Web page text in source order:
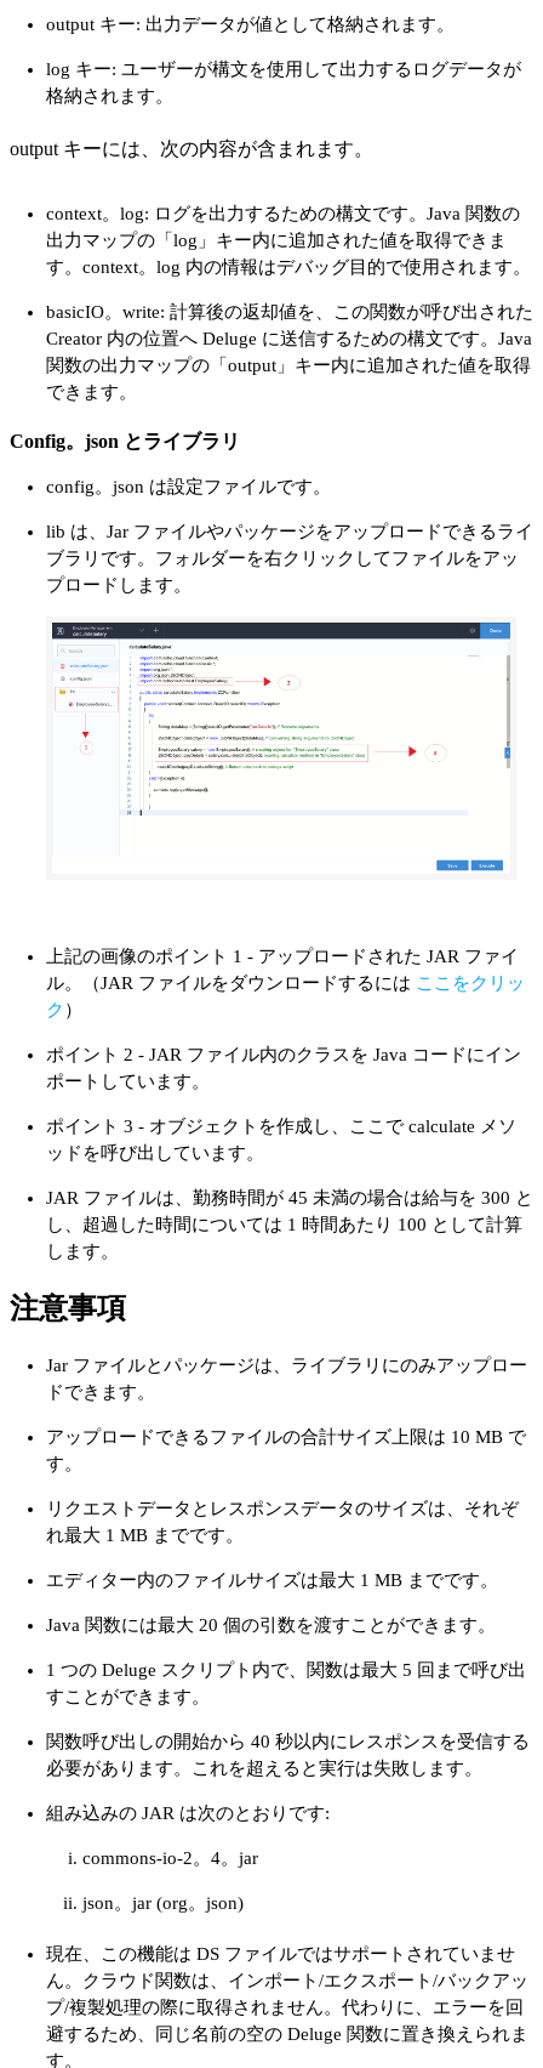
output キー: 出力データが値として格納されます。
log キー: ユーザーが構文を使用して出力するログデータが
格納されます。
output キーには、次の内容が含まれます。
context。log: ログを出力するための構文です。Java 関数の
出力マップの「log」キー内に追加された値を取得できま
す。context。log 内の情報はデバッグ目的で使用されます。
basicIO。write: 計算後の返却値を、この関数が呼び出された
Creator 内の位置へ Deluge に送信するための構文です。Java
関数の出力マップの「output」キー内に追加された値を取得
できます。
Config。json とライブラリ
config。json は設定ファイルです。
lib は、Jar ファイルやパッケージをアップロードできるライ
ブラリです。フォルダーを右クリックしてファイルをアッ
プロードします。
上記の画像のポイント 1 - アップロードされた JAR ファイ
ル。（JAR ファイルをダウンロードするには ここをクリッ
ク ）
ポイント 2 - JAR ファイル内のクラスを Java コードにイン
ポートしています。
ポイント 3 - オブジェクトを作成し、ここで calculate メソ
ッドを呼び出しています。
JAR ファイルは、勤務時間が 45 未満の場合は給与を 300 と
し、超過した時間については 1 時間あたり 100 として計算
します。
注意事項
Jar ファイルとパッケージは、ライブラリにのみアップロー
ドできます。
アップロードできるファイルの合計サイズ上限は 10 MB で
す。
リクエストデータとレスポンスデータのサイズは、それぞ
れ最大 1 MB までです。
エディター内のファイルサイズは最大 1 MB までです。
Java 関数には最大 20 個の引数を渡すことができます。
1 つの Deluge スクリプト内で、関数は最大 5 回まで呼び出
すことができます。
関数呼び出しの開始から 40 秒以内にレスポンスを受信する
必要があります。これを超えると実行は失敗します。
組み込みの JAR は次のとおりです:
commons-io-2。4。jar
json。jar (org。json)
現在、この機能は DS ファイルではサポートされていませ
ん。クラウド関数は、インポート/エクスポート/バックアッ
プ/複製処理の際に取得されません。代わりに、エラーを回
避するため、同じ名前の空の Deluge 関数に置き換えられま
す。